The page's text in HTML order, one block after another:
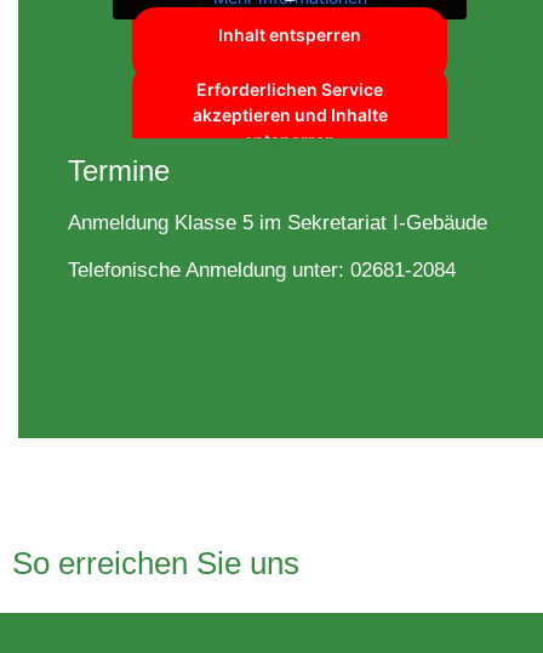
Erforderlichen Service
akzeptieren und Inhalte
Inhalt entsperren
Erforderlichen Service
akzeptieren und Inhalte
entsperren
Inhalt entsperren
Erforderlichen Service
akzeptieren und Inhalte
entsperren
Termine
Anmeldung Klasse 5 im Sekretariat I-Gebäude
Telefonische Anmeldung unter: 02681-2084
So erreichen Sie uns